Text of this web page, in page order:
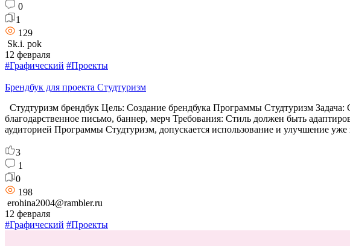
0
1
129
Sk.i. pok
12 февраля
#Графический #Проекты
Брендбук для проекта Студтуризм
Студтуризм брендбук Цель: Создание брендбука Программы Студтуризм
благодарственное письмо, баннер, мерч Требования: Стиль должен быть
аудиторией Программы Студтуризм, допускается использование и улучшение
3
1
0
198
erohina2004@rambler.ru
12 февраля
#Графический #Проекты